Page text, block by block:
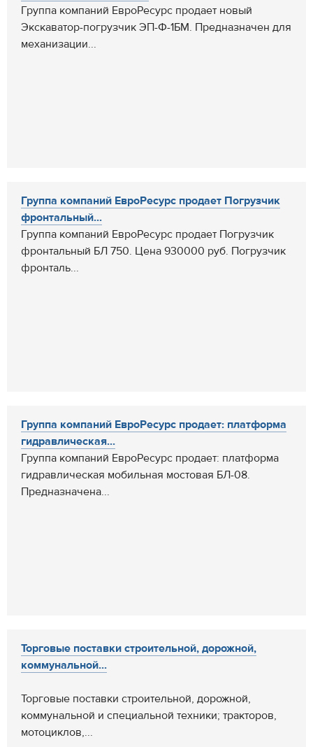
Группа компаний ЕвроРесурс продает новый
Экскаватор-погрузчик ЭП-Ф-1БМ. Предназначен для
механизации...
Группа компаний ЕвроРесурс продает Погрузчик
фронтальный...
Группа компаний ЕвроРесурс продает Погрузчик
фронтальный БЛ 750. Цена 930000 руб. Погрузчик
фронталь...
Группа компаний ЕвроРесурс продает: платформа
гидравлическая...
Группа компаний ЕвроРесурс продает: платформа
гидравлическая мобильная мостовая БЛ-08.
Предназначена...
Торговые поставки строительной, дорожной,
коммунальной...
Торговые поставки строительной, дорожной,
коммунальной и специальной техники; тракторов,
мотоциклов,...